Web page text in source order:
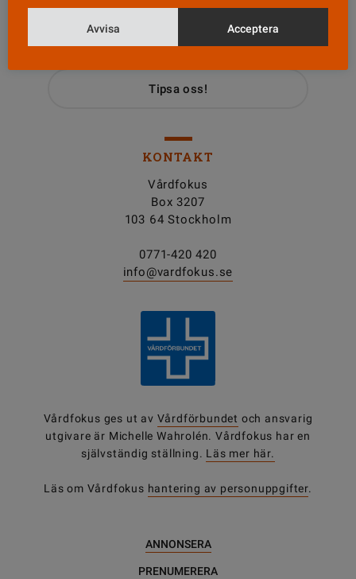
Tipsa oss!
KONTAKT
Vårdfokus
Box 3207
103 64 Stockholm
0771-420 420
info@vardfokus.se
Vårdfokus ges ut av Vårdförbundet och ansvarig
utgivare är Michelle Wahrolén. Vårdfokus har en
självständig ställning. Läs mer här.
Läs om Vårdfokus hantering av personuppgifter.
ANNONSERA
PRENUMERERA
Avvisa Acceptera